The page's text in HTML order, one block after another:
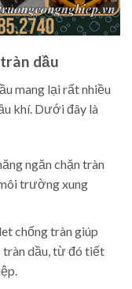
dầu
mang lại rất nhiều
khí. Dưới đây là
ngăn chặn tràn
trường xung
chống tràn giúp
tràn dầu, từ đó tiết